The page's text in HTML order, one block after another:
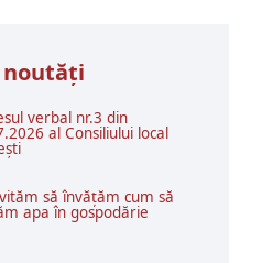
verbal nr.3 din
al Consiliului local
să învățăm cum să
apa în gospodărie